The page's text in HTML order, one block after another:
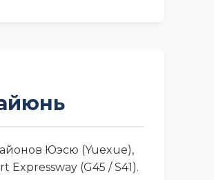
Юэсю (Yuexue),
(G45 / S41).